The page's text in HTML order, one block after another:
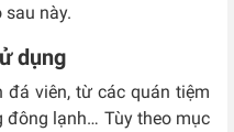
sau này.
dụng
đá viên, từ các quán tiệm
đông lạnh… Tùy theo mục